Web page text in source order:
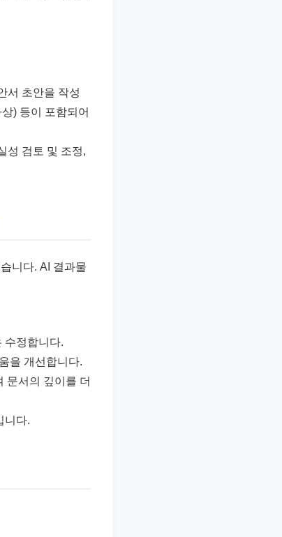
서 초안을 작성
) 등이 포함되어
성 검토 및 조정,
니다. AI 결과물
수정합니다.
을 개선합니다.
문서의 깊이를 더
니다.